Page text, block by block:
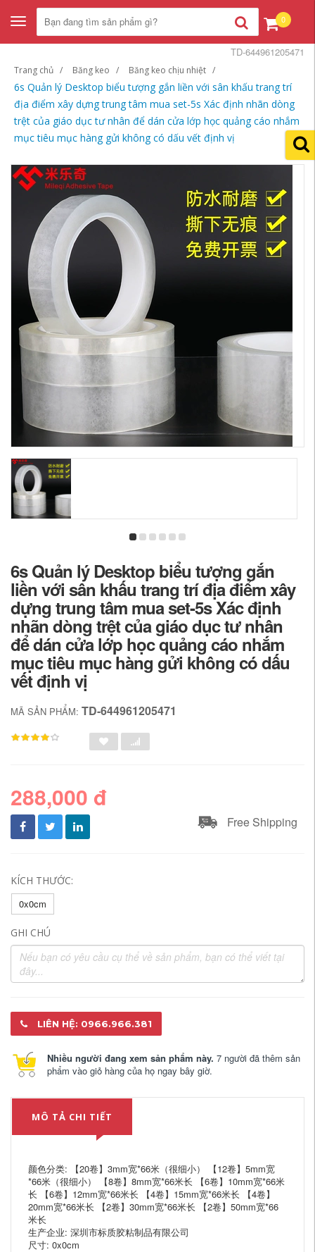
Toggle
navigation
0
Trang chủ Băng keo Băng keo chịu nhiệt
6s Quản lý Desktop biểu tượng gắn liền với sân khấu trang trí
địa điểm xây dựng trung tâm mua set-5s Xác định nhãn dòng
trệt của giáo dục tư nhân để dán cửa lớp học quảng cáo nhắm
mục tiêu mục hàng gửi không có dấu vết định vị
TD-644961205471
6s Quản lý Desktop biểu tượng gắn
liền với sân khấu trang trí địa điểm xây
dựng trung tâm mua set-5s Xác định
nhãn dòng trệt của giáo dục tư nhân
để dán cửa lớp học quảng cáo nhắm
mục tiêu mục hàng gửi không có dấu
vết định vị
MÃ SẢN PHẨM: TD-644961205471
288,000 đ
Free Shipping
KÍCH THƯỚC:
0x0cm
GHI CHÚ
LIÊN HỆ: 0966.966.381
Nhiều người đang xem sản phẩm này. 7 người đã thêm sản
phẩm vào giỏ hàng của họ ngay bây giờ.
MÔ TẢ CHI TIẾT
颜色分类: 【20卷】3mm宽*66米（很细小） 【12卷】5mm宽
*66米（很细小） 【8卷】8mm宽*66米长 【6卷】10mm宽*66米
长 【6卷】12mm宽*66米长 【4卷】15mm宽*66米长 【4卷】
20mm宽*66米长 【2卷】30mm宽*66米长 【2卷】50mm宽*66
米长
生产企业: 深圳市标质胶粘制品有限公司
尺寸: 0x0cm